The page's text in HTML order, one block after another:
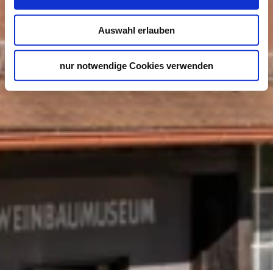
Auswahl erlauben
nur notwendige Cookies verwenden